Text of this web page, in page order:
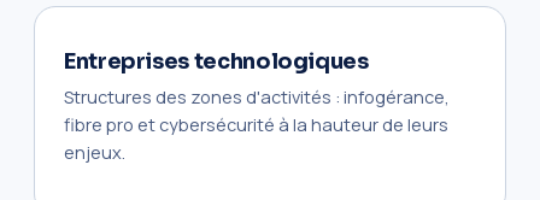
Entreprises technologiques
Structures des zones d'activités : infogérance,
fibre pro et cybersécurité à la hauteur de leurs
enjeux.